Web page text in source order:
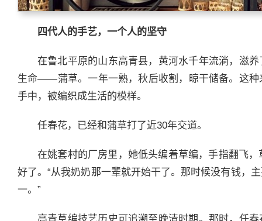
四代人的手艺，一个人的坚守
在鲁北平原的山东高青县，黄河水千年流淌，滋
生命——蒲草。一年一熟，秋后收割，晾干储备。这种
手中，被编织成生活的模样。
任春花，已经和蒲草打了近30年交道。
在姚套村的厂房里，她低头编着草编，手指翻飞
好了。“从我奶奶那一辈就开始干了。那时候没有钱，
一。”
高青草编技艺历史可追溯至晚清时期。那时，任